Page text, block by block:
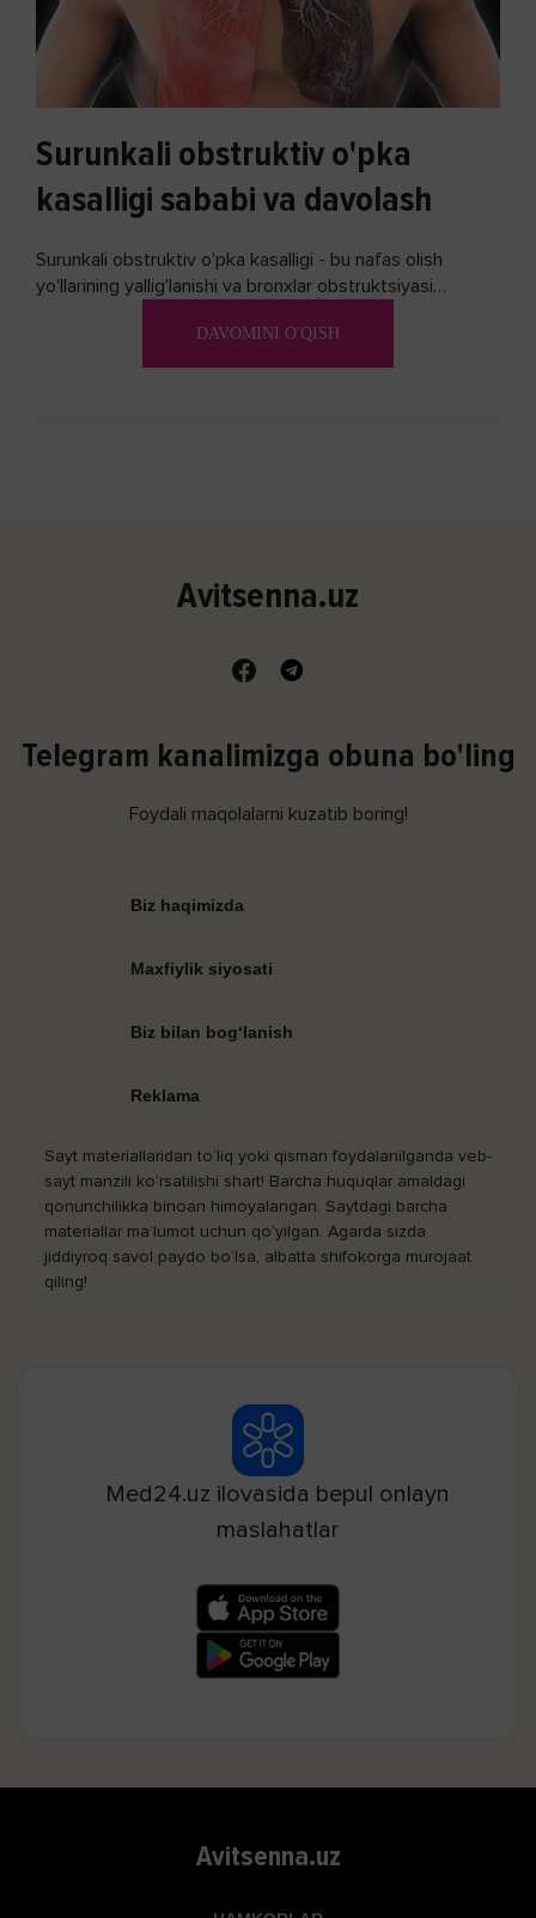
Surunkali obstruktiv o'pka
kasalligi sababi va davolash
Surunkali obstruktiv o'pka kasalligi - bu nafas olish
yo'llarining yallig'lanishi va bronxlar obstruktsiyasi
DAVOMINI O'QISH
Avitsenna.uz
Telegram kanalimizga obuna bo'ling
Foydali maqolalarni kuzatib boring!
Biz haqimizda
Maxfiylik siyosati
Biz bilan bog‘lanish
Reklama
Sayt materiallaridan to‘liq yoki qisman foydalanilganda veb-
sayt manzili ko‘rsatilishi shart! Barcha huquqlar amaldagi
qonunchilikka binoan himoyalangan. Saytdagi barcha
materiallar ma’lumot uchun qo‘yilgan. Agarda sizda
jiddiyroq savol paydo bo‘lsa, albatta shifokorga murojaat
qiling!
Med24.uz ilovasida bepul onlayn
maslahatlar
Avitsenna.uz